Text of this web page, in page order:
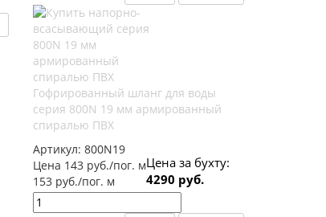
Гофрированный шланг для воды
серия 800N 19 мм армированный
спиралью ПВХ
Артикул:800N19
Цена 143 руб./пог. м
153 руб./пог. м
Цена за бухту:
4290 руб.